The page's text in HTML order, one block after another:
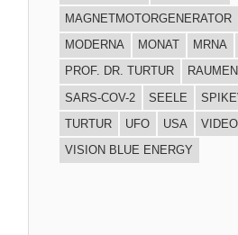
MAGNETMOTORGENERATOR
MODERNA
MONAT MRNA
PROF. DR. TURTUR
SARS-COV-2
SEELE
TURTUR
UFO USA VIDEO
VISION BLUE ENERGY